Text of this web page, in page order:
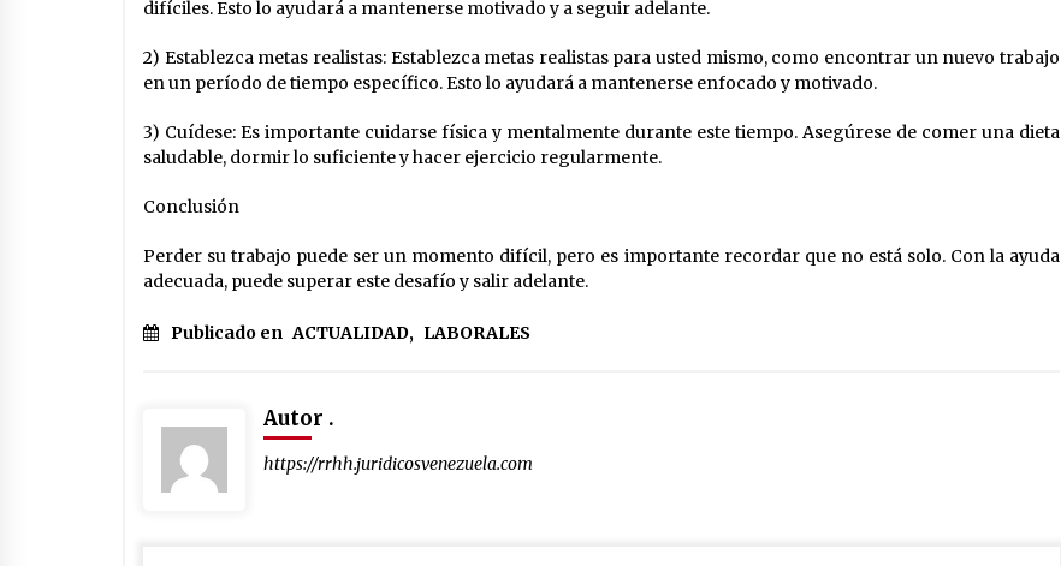
difíciles. Esto lo ayudará a mantenerse motivado y a seguir adelante.
2) Establezca metas realistas: Establezca metas realistas para usted mismo, como encontrar un nuevo trabajo
en un período de tiempo específico. Esto lo ayudará a mantenerse enfocado y motivado.
3) Cuídese: Es importante cuidarse física y mentalmente durante este tiempo. Asegúrese de comer una dieta
saludable, dormir lo suficiente y hacer ejercicio regularmente.
Conclusión
Perder su trabajo puede ser un momento difícil, pero es importante recordar que no está solo. Con la ayuda
adecuada, puede superar este desafío y salir adelante.
Publicado en ACTUALIDAD, LABORALES
Autor .
https://rrhh.juridicosvenezuela.com